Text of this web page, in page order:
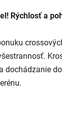
Rýchlosť a
dochádzanie